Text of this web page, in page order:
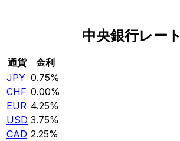
中央銀行レート
通貨
金利
JPY 0.75%
CHF 0.00%
EUR 4.25%
USD 3.75%
CAD 2.25%